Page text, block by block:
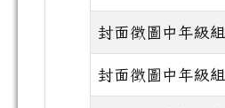
封面徵圖中年級組
封面徵圖中年級組